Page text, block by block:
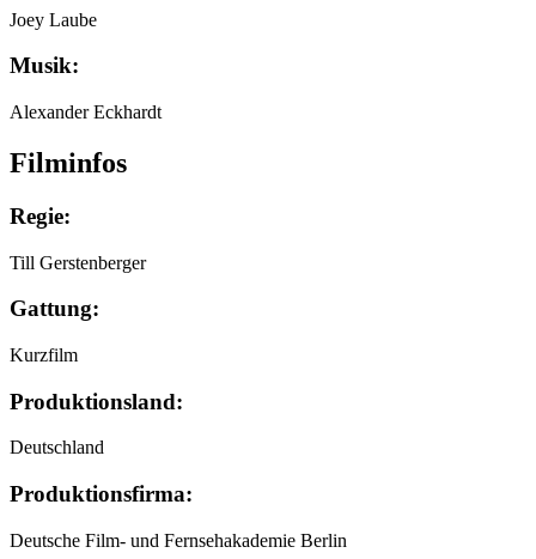
Joey Laube
Musik:
Alexander Eckhardt
Filminfos
Regie:
Till Gerstenberger
Gattung:
Kurzfilm
Produktionsland:
Deutschland
Produktionsfirma:
Deutsche Film- und Fernsehakademie Berlin